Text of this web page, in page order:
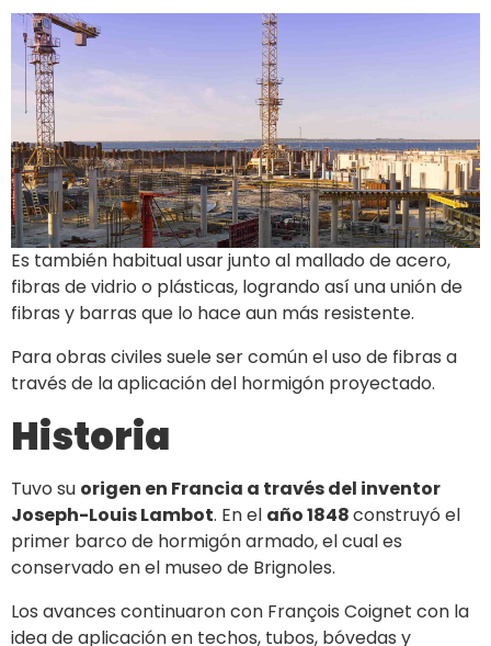
Es también habitual usar junto al mallado de acero,
fibras de vidrio o plásticas, logrando así una unión de
fibras y barras que lo hace aun más resistente.
Para obras civiles suele ser común el uso de fibras a
través de la aplicación del hormigón proyectado.
Historia
Tuvo su origen en Francia a través del inventor
Joseph-Louis Lambot. En el año 1848construyó el
primer barco de hormigón armado, el cual es
conservado en el museo de Brignoles.
Los avances continuaron con François Coignet con la
idea de aplicación en techos, tubos, bóvedas y